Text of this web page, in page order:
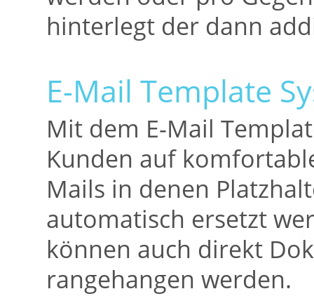
hinterlegt der dann
E-Mail Template
Mit dem E-Mail
Kunden auf
Mails in denen
automatisch ersetzt
können auch direkt
rangehangen werden.